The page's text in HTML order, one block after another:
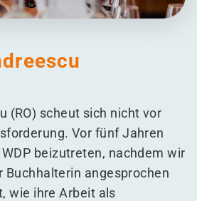
(RO) scheut sich nicht vor
Vor fünf Jahren
beizutreten, nachdem wir
Buchhalterin angesprochen
wie ihre Arbeit als